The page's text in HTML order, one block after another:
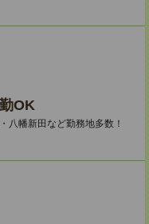
OK
八幡新田など勤務地多数！